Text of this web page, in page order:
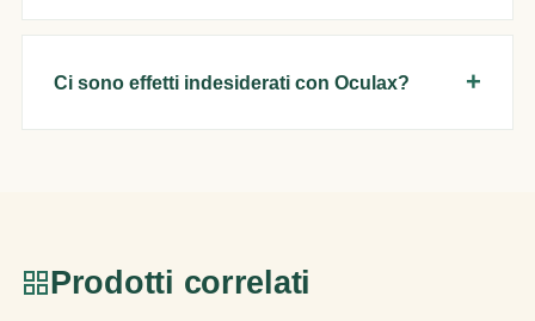
Ci sono effetti indesiderati con Oculax?
Prodotti correlati